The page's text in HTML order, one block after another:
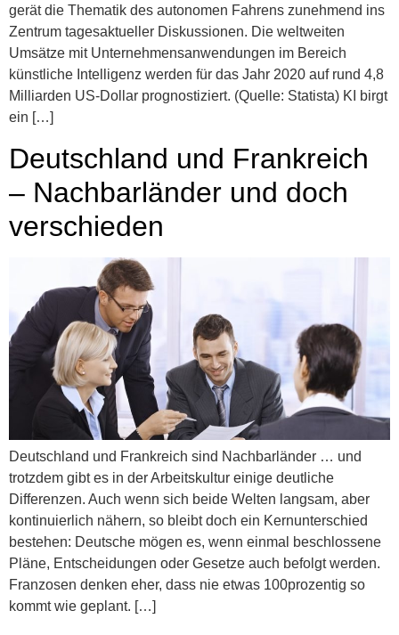
gerät die Thematik des autonomen Fahrens zunehmend ins
Zentrum tagesaktueller Diskussionen. Die weltweiten
Umsätze mit Unternehmensanwendungen im Bereich
künstliche Intelligenz werden für das Jahr 2020 auf rund 4,8
Milliarden US-Dollar prognostiziert. (Quelle: Statista) KI birgt
ein […]
Deutschland und Frankreich
– Nachbarländer und doch
verschieden
Deutschland und Frankreich sind Nachbarländer … und
trotzdem gibt es in der Arbeitskultur einige deutliche
Differenzen. Auch wenn sich beide Welten langsam, aber
kontinuierlich nähern, so bleibt doch ein Kernunterschied
bestehen: Deutsche mögen es, wenn einmal beschlossene
Pläne, Entscheidungen oder Gesetze auch befolgt werden.
Franzosen denken eher, dass nie etwas 100prozentig so
kommt wie geplant. […]